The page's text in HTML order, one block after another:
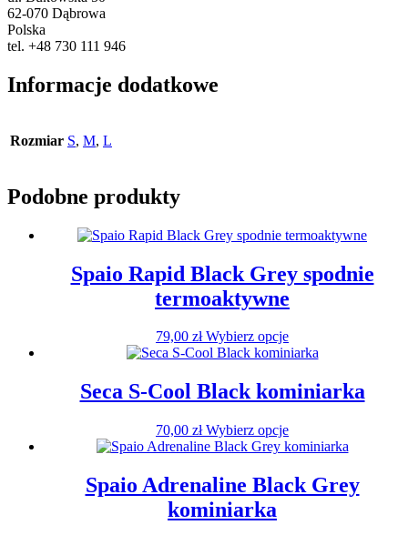
62-070 Dąbrowa
Polska
tel. +48 730 111 946
Informacje dodatkowe
Rozmiar S, M, L
Podobne produkty
Spaio Rapid Black Grey spodnie
termoaktywne
79,00 zł Wybierz opcjeTen
produkt
wiele
wariantów.
można
wybrać
stronie
produktu
Seca S-Cool Black kominiarka
70,00 zł Wybierz opcjeTen
produkt
wiele
wariantów.
Spaio Adrenaline Black Grey
kominiarka